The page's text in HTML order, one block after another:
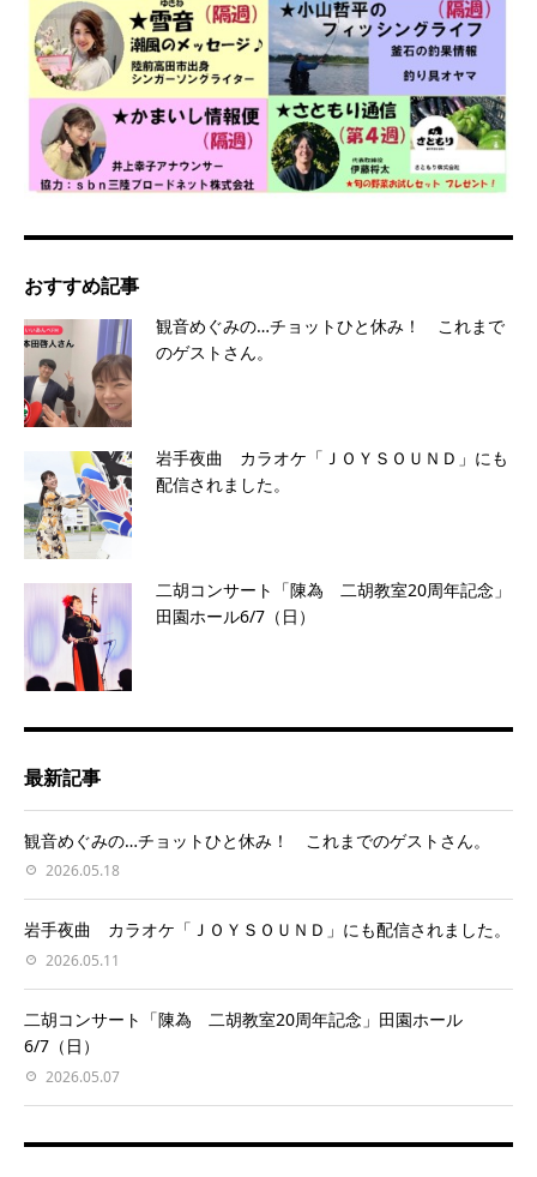
おすすめ記事
観音めぐみの…チョットひと休み！ これまで
のゲストさん。
岩手夜曲 カラオケ「ＪＯＹＳＯＵＮＤ」にも
配信されました。
二胡コンサート「陳為 二胡教室20周年記念」
田園ホール6/7（日）
最新記事
観音めぐみの…チョットひと休み！ これまでのゲストさん。
2026.05.18
岩手夜曲 カラオケ「ＪＯＹＳＯＵＮＤ」にも配信されました。
2026.05.11
二胡コンサート「陳為 二胡教室20周年記念」田園ホール
6/7（日）
2026.05.07